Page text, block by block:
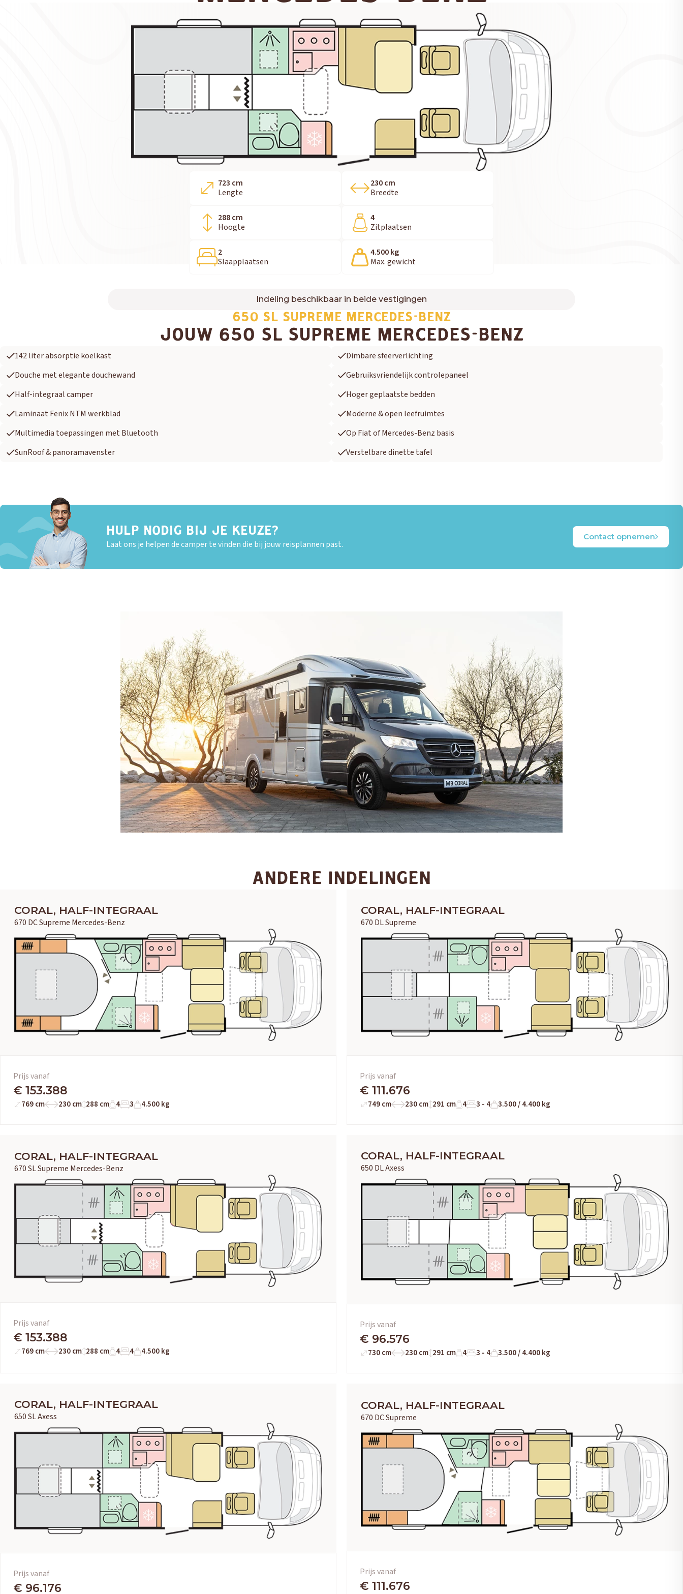
723 cm
Lengte
230 cm
Breedte
288 cm
Hoogte
4
Zitplaatsen
2
Slaapplaatsen
4.500 kg
Max. gewicht
Indeling beschikbaar in beide vestigingen
650 SL SUPREME MERCEDES-BENZ
JOUW 650 SL SUPREME MERCEDES-BENZ
142 liter absorptie koelkast
Dimbare sfeerverlichting
Douche met elegante douchewand
Gebruiksvriendelijk controlepaneel
Half-integraal camper
Hoger geplaatste bedden
Laminaat Fenix NTM werkblad
Moderne & open leefruimtes
Multimedia toepassingen met Bluetooth
Op Fiat of Mercedes-Benz basis
SunRoof & panoramavenster
Verstelbare dinette tafel
HULP NODIG BIJ JE KEUZE?
Laat ons je helpen de camper te vinden die bij jouw reisplannen past.
Contact opnemen
ANDERE INDELINGEN
CORAL, HALF-INTEGRAAL
670 DC Supreme Mercedes-Benz
Prijs vanaf
€ 153.388
769 cm 230 cm 288 cm 4 3 4.500 kg
CORAL, HALF-INTEGRAAL
670 DL Supreme
Prijs vanaf
€ 111.676
749 cm 230 cm 291 cm 4 3 - 4 3.500 / 4.400 kg
CORAL, HALF-INTEGRAAL
670 SL Supreme Mercedes-Benz
Prijs vanaf
€ 153.388
769 cm 230 cm 288 cm 4 4 4.500 kg
CORAL, HALF-INTEGRAAL
650 DL Axess
Prijs vanaf
€ 96.576
730 cm 230 cm 291 cm 4 3 - 4 3.500 / 4.400 kg
CORAL, HALF-INTEGRAAL
650 SL Axess
Prijs vanaf
€ 96.176
CORAL, HALF-INTEGRAAL
670 DC Supreme
Prijs vanaf
€ 111.676
HERPEN
Adria BürstnerCaravelair